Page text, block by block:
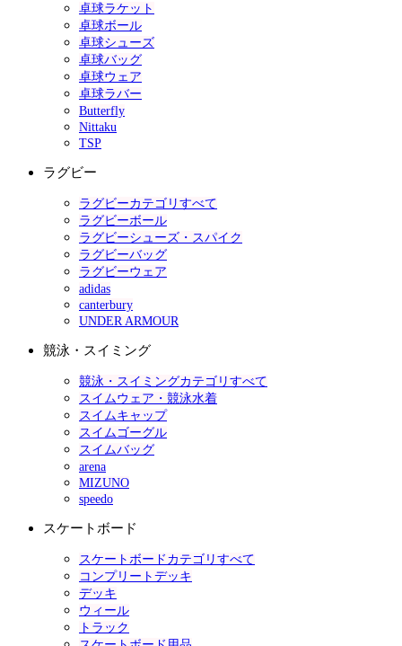
卓球ラケット
卓球ボール
卓球シューズ
卓球バッグ
卓球ウェア
卓球ラバー
Butterfly
Nittaku
TSP
ラグビー
ラグビーカテゴリすべて
ラグビーボール
ラグビーシューズ・スパイク
ラグビーバッグ
ラグビーウェア
adidas
canterbury
UNDER ARMOUR
競泳・スイミング
競泳・スイミングカテゴリすべて
スイムウェア・競泳水着
スイムキャップ
スイムゴーグル
スイムバッグ
arena
MIZUNO
speedo
スケートボード
スケートボードカテゴリすべて
コンプリートデッキ
デッキ
ウィール
トラック